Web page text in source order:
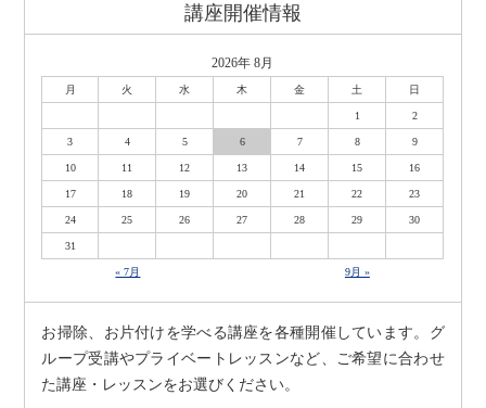
講座開催情報
2026年 8月
月 火 水 木 金 土 日
1 2
3 4 5 6 7 8 9
10 11 12 13 14 15 16
17 18 19 20 21 22 23
24 25 26 27 28 29 30
31
« 7月 9月 »
お掃除、お片付けを学べる講座を各種開催しています。グ
ループ受講やプライベートレッスンなど、ご希望に合わせ
た講座・レッスンをお選びください。